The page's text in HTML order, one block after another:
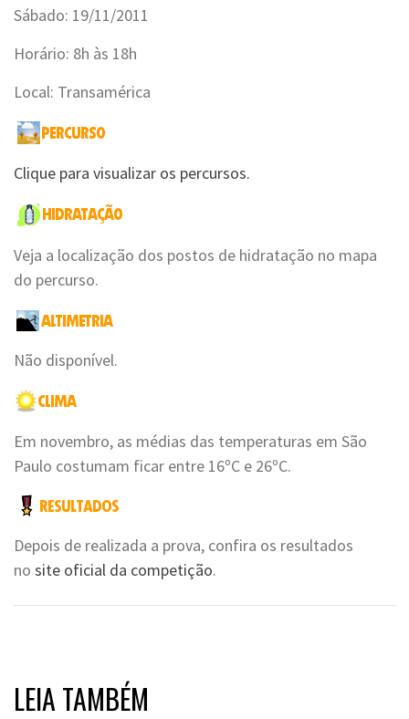
Sábado: 19/11/2011
Horário: 8h às 18h
Local: Transamérica
Clique para visualizar os percursos.
Veja a localização dos postos de hidratação no mapa
do percurso.
Não disponível.
Em novembro, as médias das temperaturas em São
Paulo costumam ficar entre 16ºC e 26ºC.
Depois de realizada a prova, confira os resultados
no site oficial da competição.
LEIA TAMBÉM